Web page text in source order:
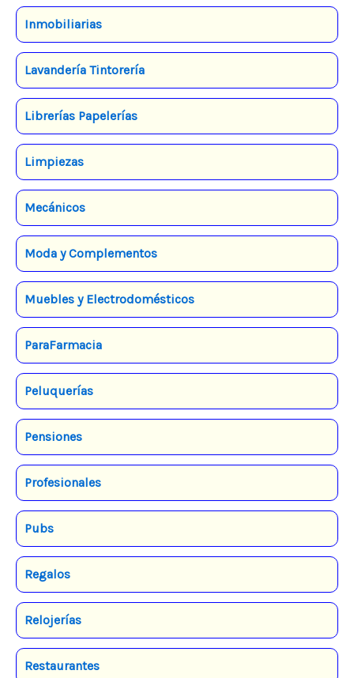
Inmobiliarias
Lavandería Tintorería
Librerías Papelerías
Limpiezas
Mecánicos
Moda y Complementos
Muebles y Electrodomésticos
ParaFarmacia
Peluquerías
Pensiones
Profesionales
Pubs
Regalos
Relojerías
Restaurantes